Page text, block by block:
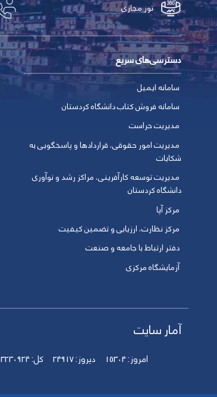
تور مجازی
دسترسی‌های سریع
سامانه ایمیل
سامانه فروش کتاب دانشگاه کردستان
مدیریت حراست
مدیریت امور حقوقی، قراردادها و پاسخگویی به
شکایات
مدیریت توسعه کارآفرینی، مراکز رشد و نوآوری
دانشگاه کردستان
مرکز آپا
مرکز نظارت، ارزیابی و تضمین کیفیت
دفتر ارتباط با جامعه و صنعت
آزمایشگاه مرکزی
آمار سایت
امروز:15304 دیروز:24917 کل:3230924